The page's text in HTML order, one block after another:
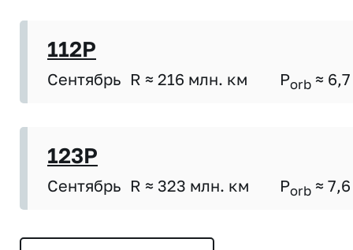
112P
Сентябрь R ≈ 216 млн. км Porb ≈ 6,7
123P
Сентябрь R ≈ 323 млн. км Porb ≈ 7,6